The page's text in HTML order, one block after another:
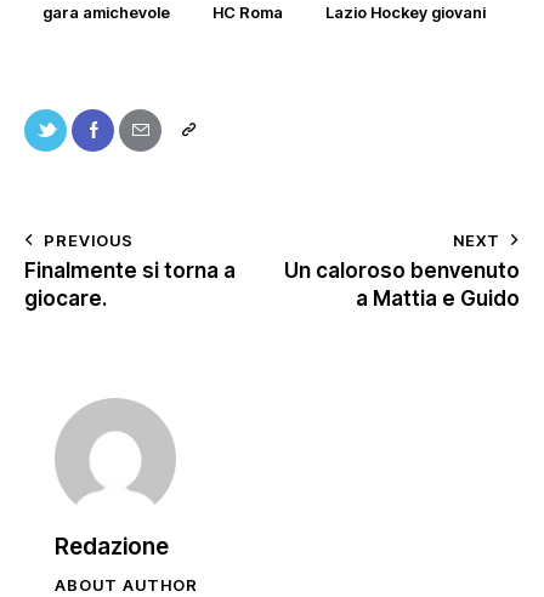
gara amichevole HC Roma Lazio Hockey giovani
PREVIOUS
Finalmente si torna a
giocare.
NEXT
Un caloroso benvenuto
a Mattia e Guido
Redazione
ABOUT AUTHOR